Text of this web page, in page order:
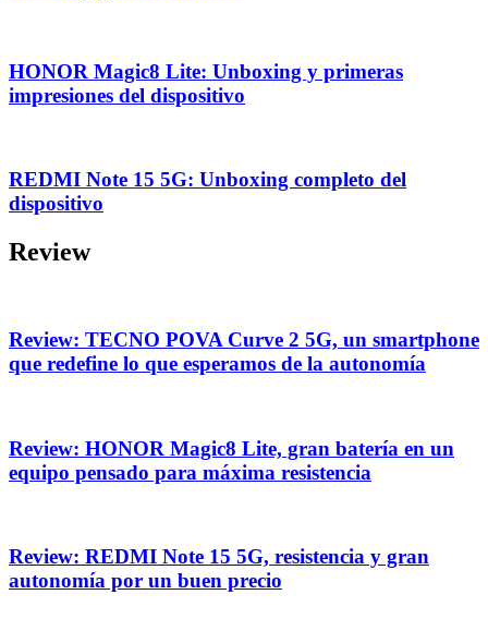
HONOR Magic8 Lite: Unboxing y primeras
impresiones del dispositivo
REDMI Note 15 5G: Unboxing completo del
dispositivo
Review
Review: TECNO POVA Curve 2 5G, un smartphone
que redefine lo que esperamos de la autonomía
Review: HONOR Magic8 Lite, gran batería en un
equipo pensado para máxima resistencia
Review: REDMI Note 15 5G, resistencia y gran
autonomía por un buen precio